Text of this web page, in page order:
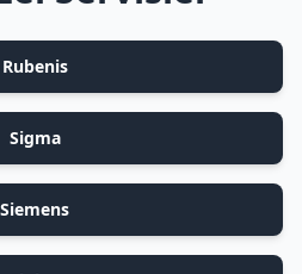
Rubenis
Sigma
Siemens